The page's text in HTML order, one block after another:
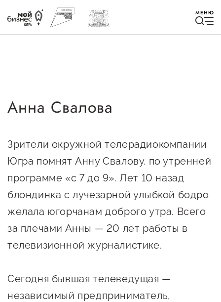
МЕНЮ
Избранное
Быть в курсе
Истории успеха
Мероприятия
Онлайн-витрина продукции
Социальные сети "Мой
Меры поддержки
Анна Свалова
Зрители окружной телерадиокомпании
Югра помнят Анну Свалову. по утренней
программе «с 7 до 9». Лет 10 назад
блондинка с лучезарной улыбкой бодро
желала югорчанам доброго утра. Всего
за плечами Анны — 20 лет работы в
телевизионной журналистике.
Сегодня бывшая телеведущая —
независимый предприниматель,